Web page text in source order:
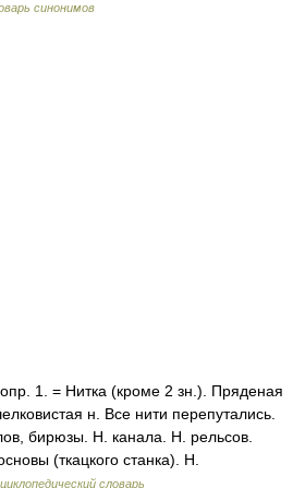
синонимов
1. = Нитка (кроме 2 зн.). Пряденая
н. Все нити перепутались.
бирюзы. Н. канала. Н. рельсов.
(ткацкого станка). Н.
словарь